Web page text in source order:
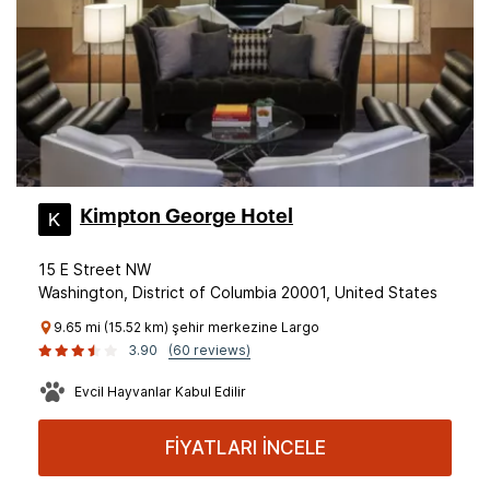
Kimpton George Hotel
15 E Street NW
Washington, District of Columbia 20001, United States
9.65 mi (15.52 km) şehir merkezine Largo
3.90
(60 reviews)
Evcil Hayvanlar Kabul Edilir
FİYATLARI İNCELE